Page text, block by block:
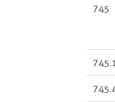
745
745.1